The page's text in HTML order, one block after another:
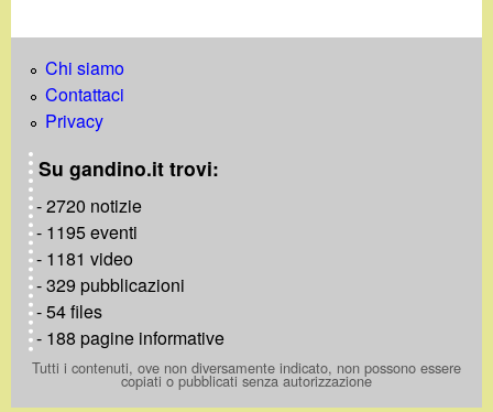
n
o Chi siamo
Contattaci
Privacy
Su gandino.it trovi:
- 2720 notizie
- 1195 eventi
- 1181 video
- 329 pubblicazioni
- 54 files
- 188 pagine informative
Tutti i contenuti, ove non diversamente indicato, non possono essere
copiati o pubblicati senza autorizzazione